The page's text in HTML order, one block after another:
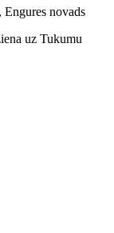
Engures novads
uz Tukumu